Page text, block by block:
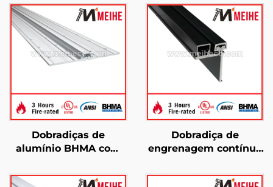
Dobradiças de
alumínio BHMA com
resistentes a ligaduras
Dobradiça de
engrenagem contínua
meio moderna